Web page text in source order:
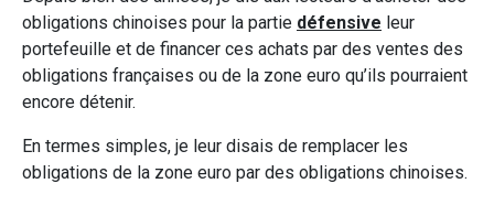
obligations chinoises pour la partie défensive leur
portefeuille et de financer ces achats par des ventes des
obligations françaises ou de la zone euro qu’ils pourraient
encore détenir.
En termes simples, je leur disais de remplacer les
obligations de la zone euro par des obligations chinoises.